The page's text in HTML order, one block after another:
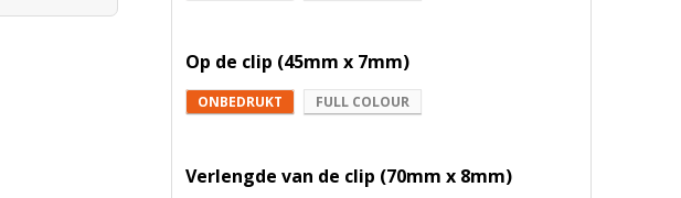
Op de clip (45mm x 7mm)
ONBEDRUKT FULL COLOUR
Verlengde van de clip (70mm x 8mm)